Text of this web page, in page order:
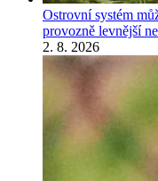
Ostrovní systém
provozně levnější
2. 8. 2026